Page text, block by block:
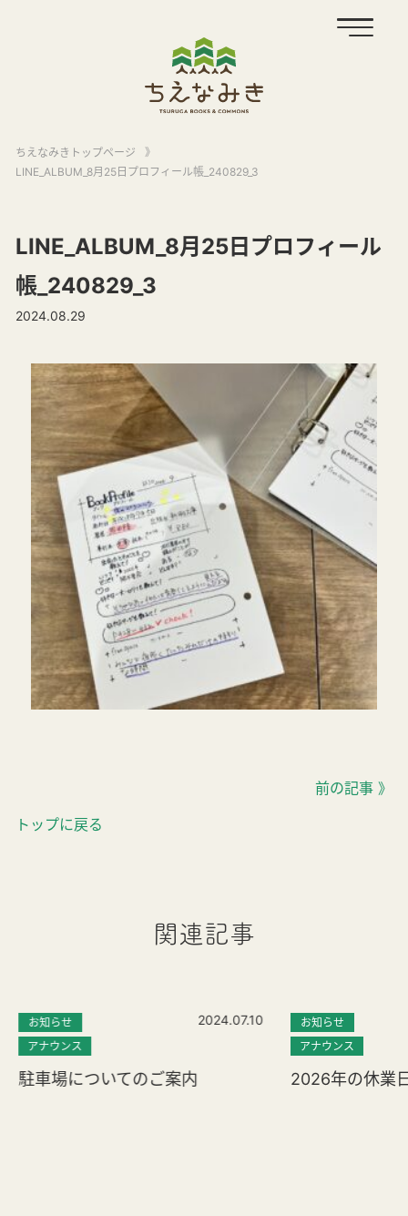
ちえなみきトップページ
》
LINE_ALBUM_8月25日プロフィール帳_240829_3
LINE_ALBUM_8月25日プロフィール
帳_240829_3
2024.08.29
トップに戻る
前の記事 》
関連記事
お知らせ
アナウンス
2024.07.10
駐車場についてのご案内
お知らせ
アナウンス
2026年の休業